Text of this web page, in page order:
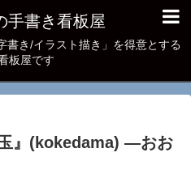
手書き看板屋
書き/イラスト描き」を得意とする
板屋です
』(kokedama) ―おお